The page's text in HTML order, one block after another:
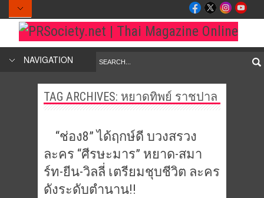
NAVIGATION
TAG ARCHIVES: หยาดทิพย์ ราชปาล
“ช่อง8” ได้ฤกษ์ดี บวงสรวง
ละคร “ศีรษะมาร” หยาด-สมา
ร์ท-ยีน-วิลลี่ เตรียมชุบชีวิต ละคร
ดังระดับตำนาน!!